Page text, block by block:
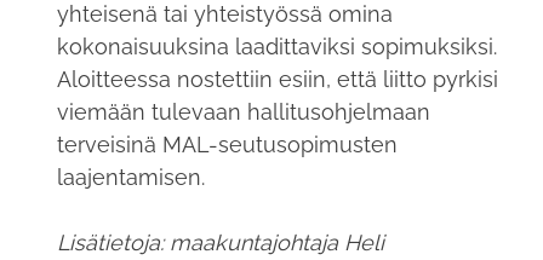
yhteisenä tai yhteistyössä omina
kokonaisuuksina laadittaviksi sopimuksiksi.
Aloitteessa nostettiin esiin, että liitto pyrkisi
viemään tulevaan hallitusohjelmaan
terveisinä MAL-seutusopimusten
laajentamisen.
Lisätietoja: maakuntajohtaja Heli